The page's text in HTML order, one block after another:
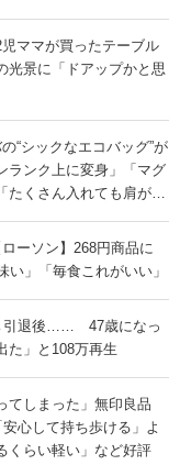
ママが買ったテーブル
景に「ドアップかと思
“シックなエコバッグ”が
ンク上に変身」「マグ
くさん入れても肩が痛
ーソン】268円商品に
」「毎食これがいい」
引退後…… 47歳になっ
た」と108万再生
てしまった」無印良品
心して持ち歩ける」よ
らい軽い」など好評